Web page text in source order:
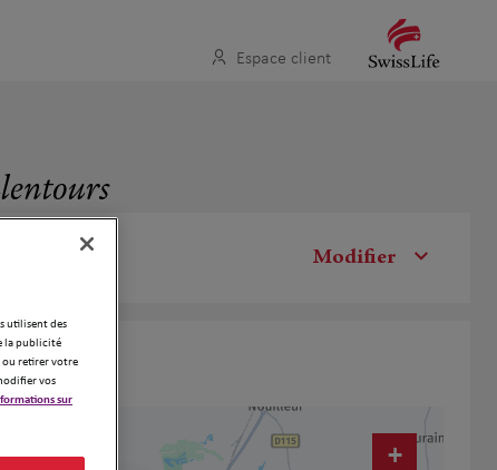
Espace client
Modifier
+
utilisent des
la publicité
ou retirer votre
vos
sur